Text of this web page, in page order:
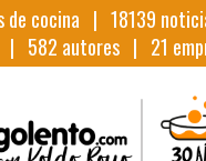
de cocina | 18139
| 582 autores | 21